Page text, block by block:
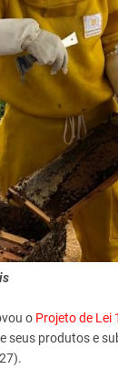
o Projeto de Lei
seus produtos e